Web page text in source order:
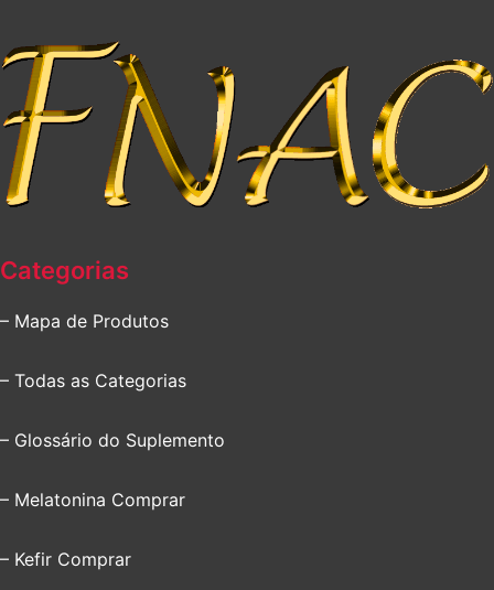
Categorias
– Mapa de Produtos
– Todas as Categorias
– Glossário do Suplemento
– Melatonina Comprar
– Kefir Comprar